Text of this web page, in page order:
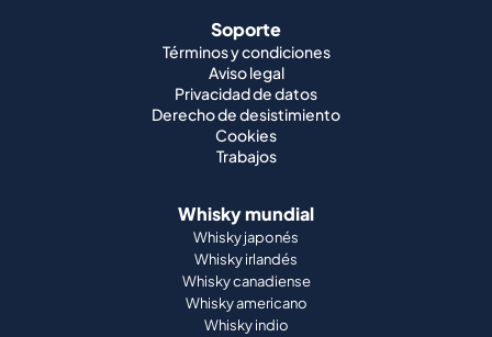
Soporte
Términos y condiciones
Aviso legal
Privacidad de datos
Derecho de desistimiento
Cookies
Trabajos
Whisky mundial
Whisky japonés
Whisky irlandés
Whisky canadiense
Whisky americano
Whisky indio